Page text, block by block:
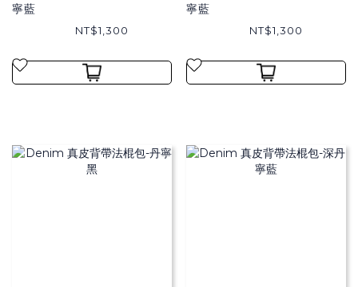
寧藍
NT$1,300
寧藍
NT$1,300